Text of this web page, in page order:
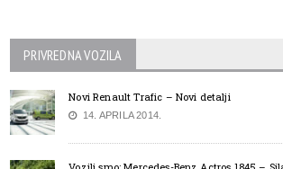
PRIVREDNA VOZILA
Novi Renault Trafic – Novi detalji
14. APRILA 2014.